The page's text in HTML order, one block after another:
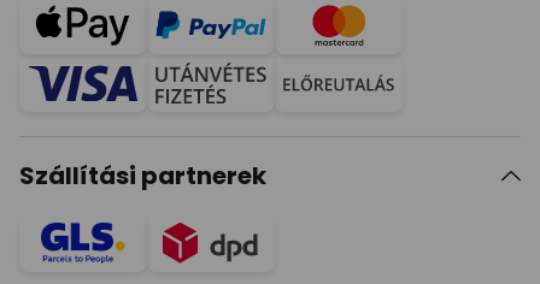
Szállítási partnerek